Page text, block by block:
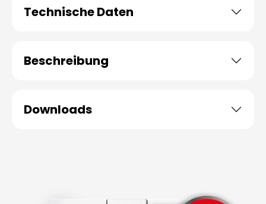
Technische Daten
Beschreibung
Downloads